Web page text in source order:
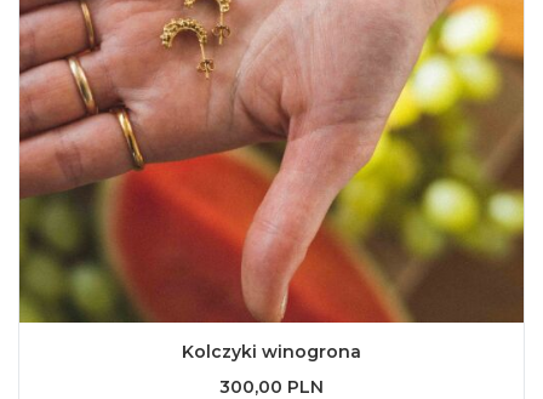
Kolczyki winogrona
300,00 PLN